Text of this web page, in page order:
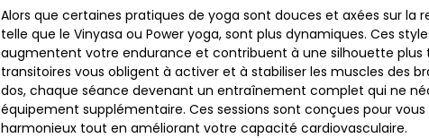
Alors que certaines pratiques de yoga sont douces et axées sur la
telle que le Vinyasa ou Power yoga, sont plus dynamiques. Ces
augmentent votre endurance et contribuent à une silhouette plus
transitoires vous obligent à activer et à stabiliser les muscles des
dos, chaque séance devenant un entraînement complet qui ne
équipement supplémentaire. Ces sessions sont conçues pour
harmonieux tout en améliorant votre capacité cardiovasculaire.